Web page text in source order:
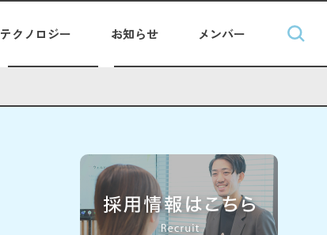
テクノロジー お知らせ メンバー